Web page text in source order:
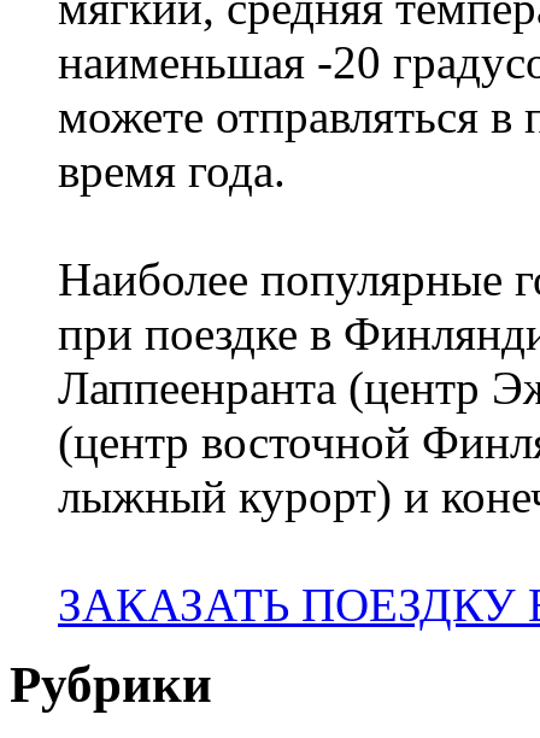
наименьшая -20
можете отправляться
время года.
Наиболее популярные
при поездке в
Лаппеенранта (центр
(центр восточной
лыжный курорт) и
ЗАКАЗАТЬ
Рубрики